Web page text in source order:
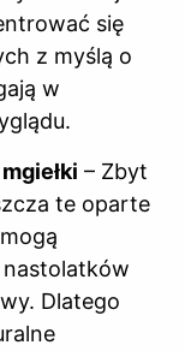
się
z myślą o
w
– Zbyt
te oparte
Dlatego